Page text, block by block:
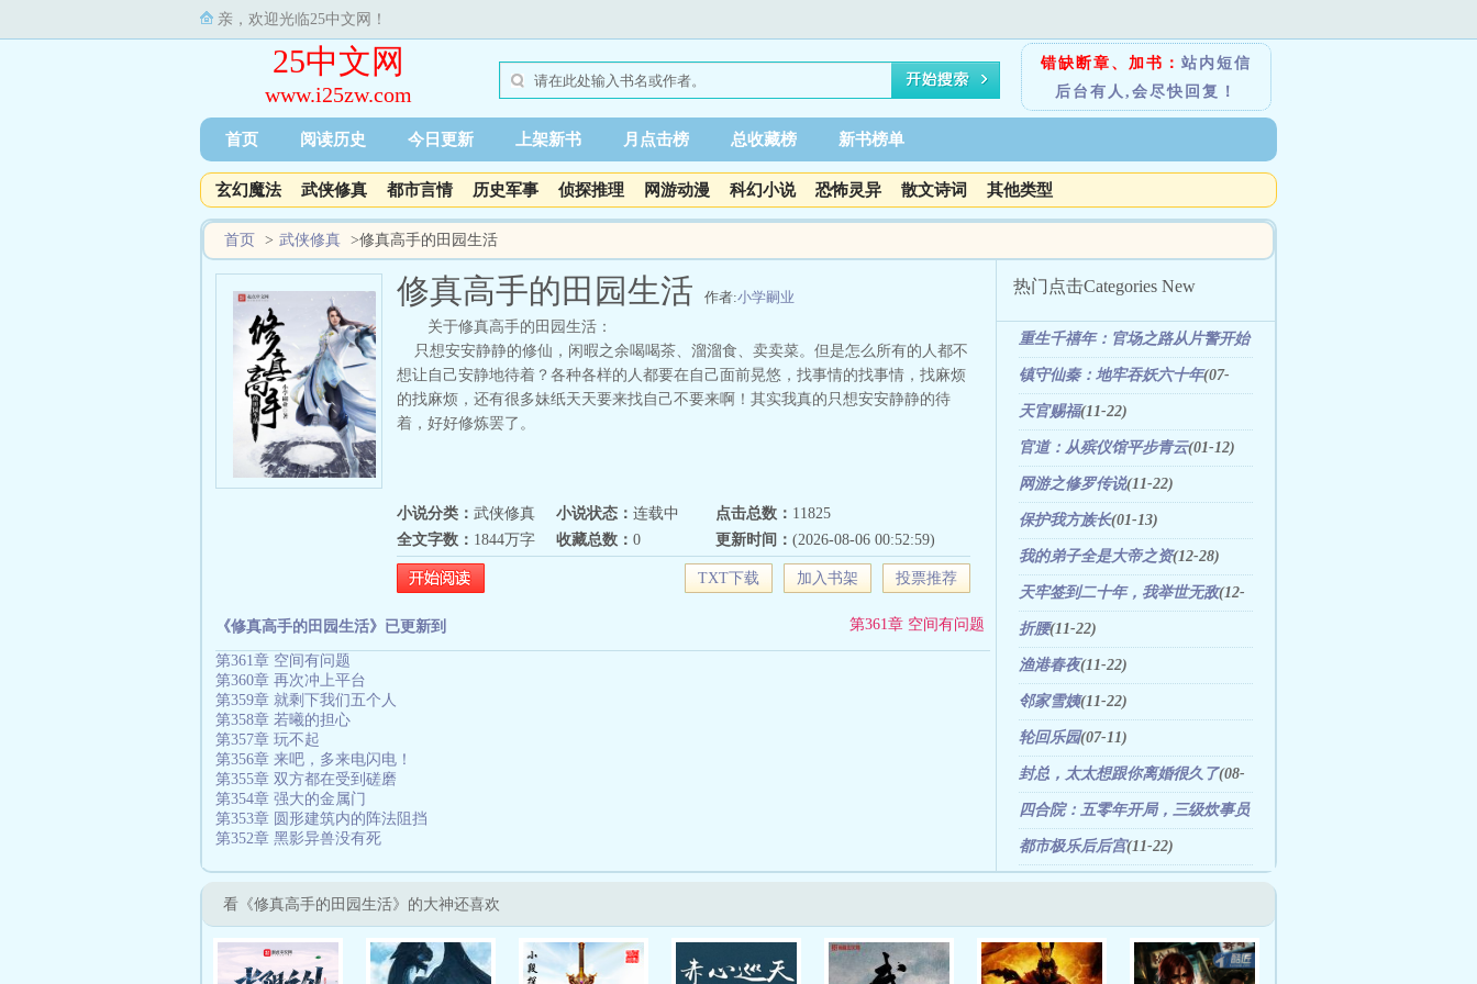
亲，欢迎光临25中文网！
25中文网
www.i25zw.com
错缺断章、加书： 站内短信
后台有人,会尽快回复！
首页 阅读历史 今日更新 上架新书 月点击榜 总收藏榜 新书榜单
玄幻魔法 武侠修真 都市言情 历史军事 侦探推理 网游动漫 科幻小说 恐怖灵异 散文诗词 其他类型
首页 > 武侠修真 >修真高手的田园生活
修真高手的田园生活 作者:小学嗣业
关于修真高手的田园生活：
只想安安静静的修仙，闲暇之余喝喝茶、溜溜食、卖卖菜。但是怎么所有的人都不
想让自己安静地待着？各种各样的人都要在自己面前晃悠，找事情的找事情，找麻烦
的找麻烦，还有很多妹纸天天要来找自己不要来啊！其实我真的只想安安静静的待
着，好好修炼罢了。
小说分类： 武侠修真 小说状态： 连载中 点击总数： 11825
全文字数： 1844万字 收藏总数： 0 更新时间： (2026-08-06 00:52:59)
TXT下载 加入书架 投票推荐
《修真高手的田园生活》已更新到 第361章 空间有问题
第361章 空间有问题
第360章 再次冲上平台
第359章 就剩下我们五个人
第358章 若曦的担心
第357章 玩不起
第356章 来吧，多来电闪电！
第355章 双方都在受到磋磨
第354章 强大的金属门
第353章 圆形建筑内的阵法阻挡
第352章 黑影异兽没有死
热门点击Categories New
重生千禧年：官场之路从片警开始
(05-11)
镇守仙秦：地牢吞妖六十年(07-
31)
天官赐福(11-22)
官道：从殡仪馆平步青云(01-12)
网游之修罗传说(11-22)
保护我方族长(01-13)
我的弟子全是大帝之资(12-28)
天牢签到二十年，我举世无敌(12-
08)
折腰(11-22)
渔港春夜(11-22)
邻家雪姨(11-22)
轮回乐园(07-11)
封总，太太想跟你离婚很久了(08-
08)
四合院：五零年开局，三级炊事员
(08-07)
都市极乐后后宫(11-22)
看《修真高手的田园生活》的大神还喜欢